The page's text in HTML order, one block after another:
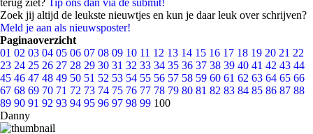
terug ziet? Tip ons dan via de submit!
Zoek jij altijd de leukste nieuwtjes en kun je daar leuk over schrijven?
Meld je aan als nieuwsposter!
Paginaoverzicht
01 02 03 04 05 06 07 08 09 10 11 12 13 14 15 16 17 18 19 20 21 22
23 24 25 26 27 28 29 30 31 32 33 34 35 36 37 38 39 40 41 42 43 44
45 46 47 48 49 50 51 52 53 54 55 56 57 58 59 60 61 62 63 64 65 66
67 68 69 70 71 72 73 74 75 76 77 78 79 80 81 82 83 84 85 86 87 88
89 90 91 92 93 94 95 96 97 98 99 100
Danny